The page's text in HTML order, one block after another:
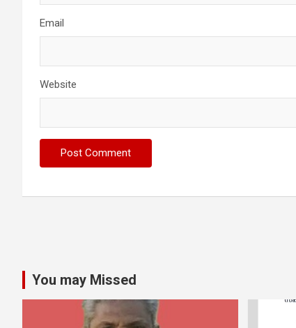
Email
Website
You may Missed